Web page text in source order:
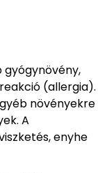
gyógynövény,
(allergia).
növényekre
A
enyhe